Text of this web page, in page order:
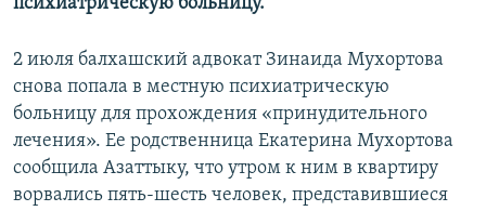
психиатрическую больницу.
2 июля балхашский адвокат Зинаида Мухортова
снова попала в местную психиатрическую
больницу для прохождения «принудительного
лечения». Ее родственница Екатерина Мухортова
сообщила Азаттыку, что утром к ним в квартиру
ворвались пять-шесть человек, представившиеся